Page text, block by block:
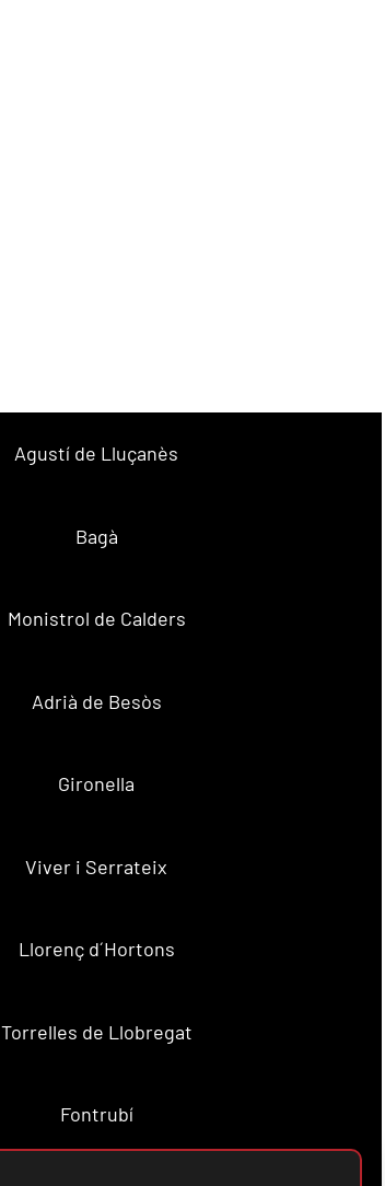
Agustí de Lluçanès
Bagà
Monistrol de Calders
Adrià de Besòs
Gironella
Viver i Serrateix
Llorenç d´Hortons
Torrelles de Llobregat
Fontrubí